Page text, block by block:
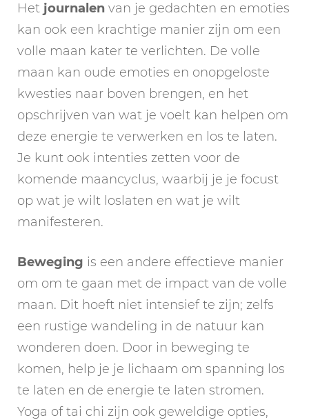
Het journalen van je gedachten en emoties
kan ook een krachtige manier zijn om een
volle maan kater te verlichten. De volle
maan kan oude emoties en onopgeloste
kwesties naar boven brengen, en het
opschrijven van wat je voelt kan helpen om
deze energie te verwerken en los te laten.
Je kunt ook intenties zetten voor de
komende maancyclus, waarbij je je focust
op wat je wilt loslaten en wat je wilt
manifesteren.
Beweging is een andere effectieve manier
om om te gaan met de impact van de volle
maan. Dit hoeft niet intensief te zijn; zelfs
een rustige wandeling in de natuur kan
wonderen doen. Door in beweging te
komen, help je je lichaam om spanning los
te laten en de energie te laten stromen.
Yoga of tai chi zijn ook geweldige opties,